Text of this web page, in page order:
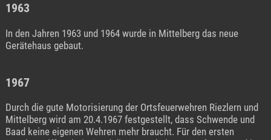
1963
In den Jahren 1963 und 1964 wurde in Mittelberg das neue
Gerätehaus gebaut.
1967
Durch die gute Motorisierung der Ortsfeuerwehren Riezlern und
Mittelberg wird am 20.4.1967 festgestellt, dass Schwende und
Baad keine eigenen Wehren mehr braucht. Für den ersten